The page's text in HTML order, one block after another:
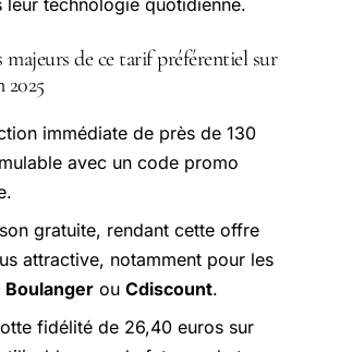
leur technologie quotidienne.
majeurs de ce tarif préférentiel sur
2025
immédiate de près de 130
avec un code promo
gratuite, rendant cette offre
attractive, notamment pour les
Boulanger ou Cdiscount.
fidélité de 26,40 euros sur